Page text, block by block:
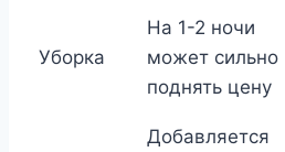
Уборка
На 1-2 ночи
может сильно
поднять цену
Добавляется